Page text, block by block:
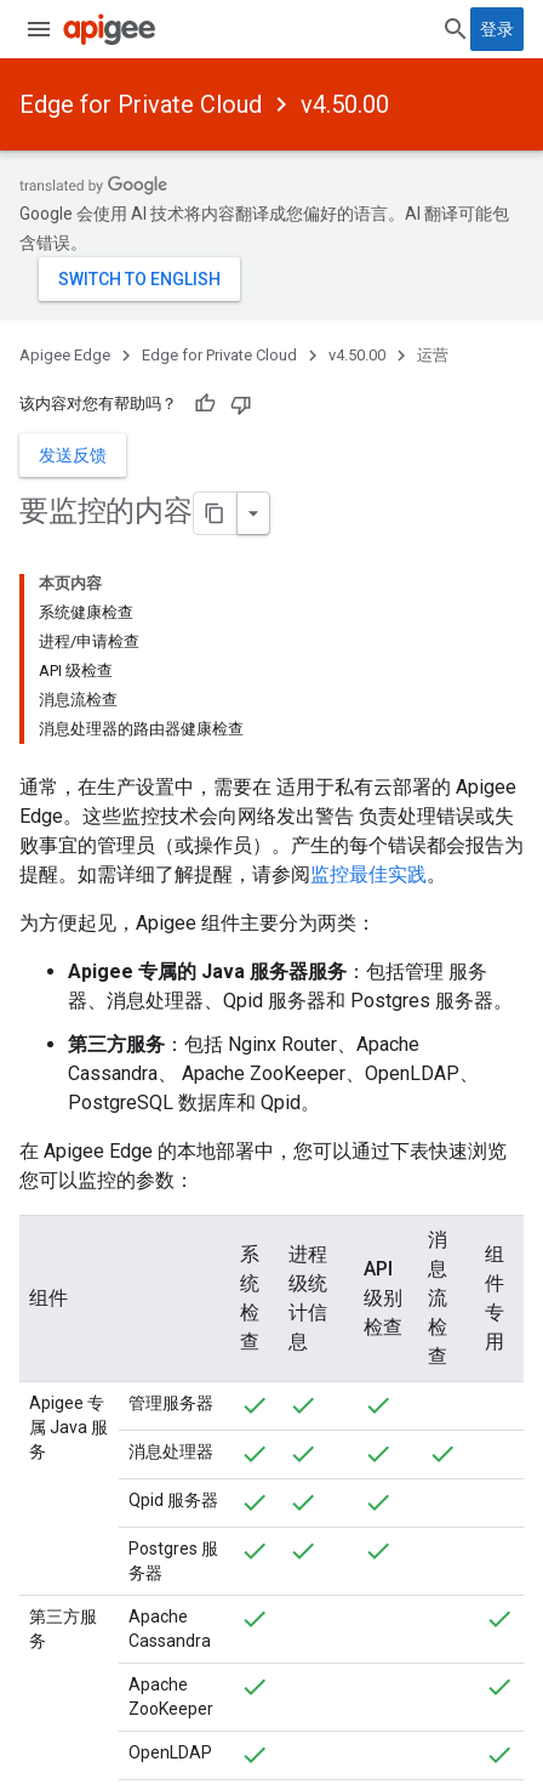
登录
Edge for Private Cloud v4.50.00
Google 会使用 AI 技术将内容翻译成您偏好的语言。AI 翻译可能包
含错误。
Apigee Edge Edge for Private Cloud v4.50.00 运营
该内容对您有帮助吗？
发送反馈
要监控的内容
本页内容
系统健康检查
进程/申请检查
API 级检查
消息流检查
消息处理器的路由器健康检查
通常，在生产设置中，需要在 适用于私有云部署的 Apigee
Edge。这些监控技术会向网络发出警告 负责处理错误或失
败事宜的管理员（或操作员）。产生的每个错误都会报告为
提醒。如需详细了解提醒，请参阅监控最佳实践。
为方便起见，Apigee 组件主要分为两类：
Apigee 专属的 Java 服务器服务 ：包括管理 服务
器、消息处理器、Qpid 服务器和 Postgres 服务器。
第三方服务 ：包括 Nginx Router、Apache
Cassandra、 Apache ZooKeeper、OpenLDAP、
PostgreSQL 数据库和 Qpid。
在 Apigee Edge 的本地部署中，您可以通过下表快速浏览
您可以监控的参数：
组件
系
统
检
查
进程
级统
计信
息
API
级别
检查
消
息
流
检
查
组
件
专
用
Apigee 专
属 Java 服
务
管理服务器
消息处理器
Qpid 服务器
Postgres 服
务器
第三方服
务
Apache
Cassandra
Apache
ZooKeeper
OpenLDAP